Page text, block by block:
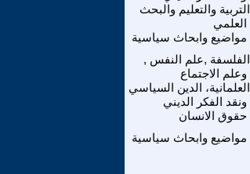
التربية والتعليم والبحث
العلمي
مواضيع وابحاث سياسية
الفلسفة ,علم النفس ,
وعلم الاجتماع
العلمانية، الدين السياسي
ونقد الفكر الديني
حقوق الانسان
مواضيع وابحاث سياسية